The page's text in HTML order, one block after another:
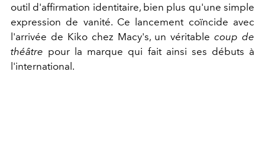
outil d'affirmation identitaire, bien plus qu'une simple
expression de vanité. Ce lancement coïncide avec
l'arrivée de Kiko chez Macy's, un véritablecoup de
théâtre pour la marque qui fait ainsi ses débuts à
l'international.